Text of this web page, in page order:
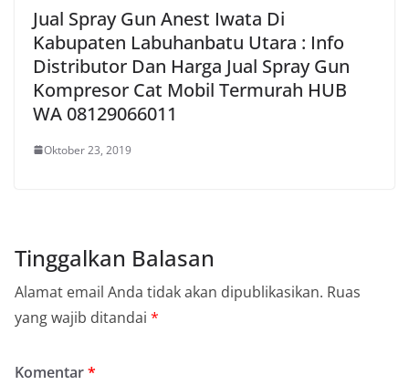
Jual Spray Gun Anest Iwata Di
Kabupaten Labuhanbatu Utara : Info
Distributor Dan Harga Jual Spray Gun
Kompresor Cat Mobil Termurah HUB
WA 08129066011
Oktober 23, 2019
Tinggalkan Balasan
Alamat email Anda tidak akan dipublikasikan. Ruas
yang wajib ditandai *
Komentar*